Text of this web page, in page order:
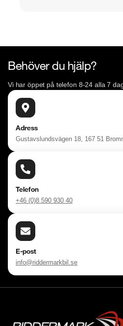
Behöver du hjälp?
Vi har öppet på telefon 8-24 alla 7
Adress
Gustavslundsvägen 18, 167 51
Telefon
+46 (0)8 590 930 40
E-post
info@riddermarkbil.se